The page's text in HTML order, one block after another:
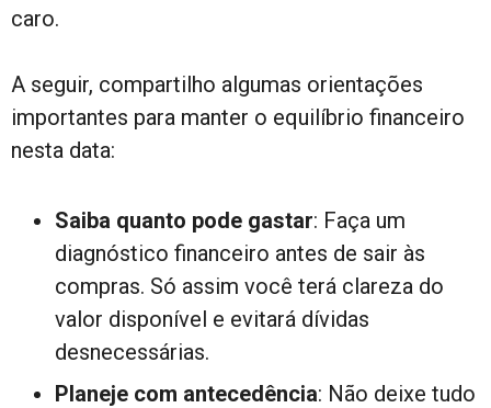
caro.
A seguir, compartilho algumas orientações
importantes para manter o equilíbrio financeiro
nesta data:
Saiba quanto pode gastar: Faça um
diagnóstico financeiro antes de sair às
compras. Só assim você terá clareza do
valor disponível e evitará dívidas
desnecessárias.
Planeje com antecedência: Não deixe tudo